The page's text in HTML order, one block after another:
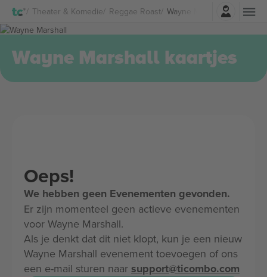
Theater & Komedie Reggae Roast Wayne Marshall Kaartjes
Log in
Wayne Marshall kaartjes
Oeps!
We hebben geen Evenementen gevonden.
Er zijn momenteel geen actieve evenementen
voor Wayne Marshall.
Als je denkt dat dit niet klopt, kun je een nieuw
Wayne Marshall evenement toevoegen of ons
een e-mail sturen naar support@ticombo.com